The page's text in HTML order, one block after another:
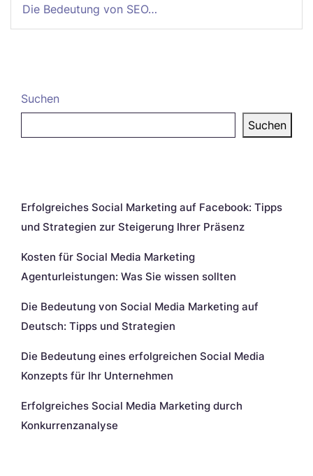
Die Bedeutung von SEO…
Suchen
Suchen
Erfolgreiches Social Marketing auf Facebook: Tipps
und Strategien zur Steigerung Ihrer Präsenz
Kosten für Social Media Marketing
Agenturleistungen: Was Sie wissen sollten
Die Bedeutung von Social Media Marketing auf
Deutsch: Tipps und Strategien
Die Bedeutung eines erfolgreichen Social Media
Konzepts für Ihr Unternehmen
Erfolgreiches Social Media Marketing durch
Konkurrenzanalyse